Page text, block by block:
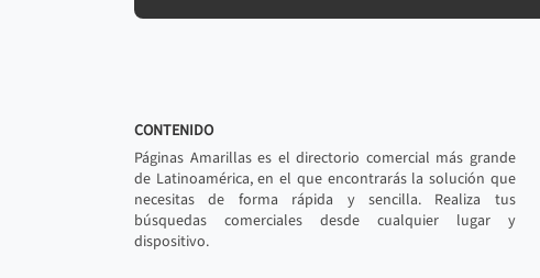
CONTENIDO
Páginas Amarillas es el directorio comercial más grande
de Latinoamérica, en el que encontrarás la solución que
necesitas de forma rápida y sencilla. Realiza tus
búsquedas comerciales desde cualquier lugar y
dispositivo.